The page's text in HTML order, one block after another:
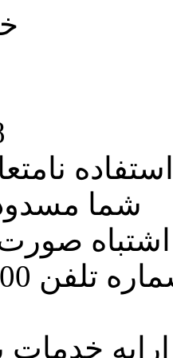
شما
اشتباه
خدمات